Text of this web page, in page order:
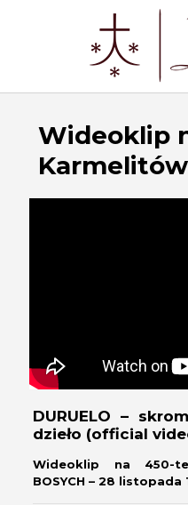
Wideoklip
Karmelitów
DURUELO –
dzieło (official
Wideoklip na 450-te
BOSYCH – 28 listopada